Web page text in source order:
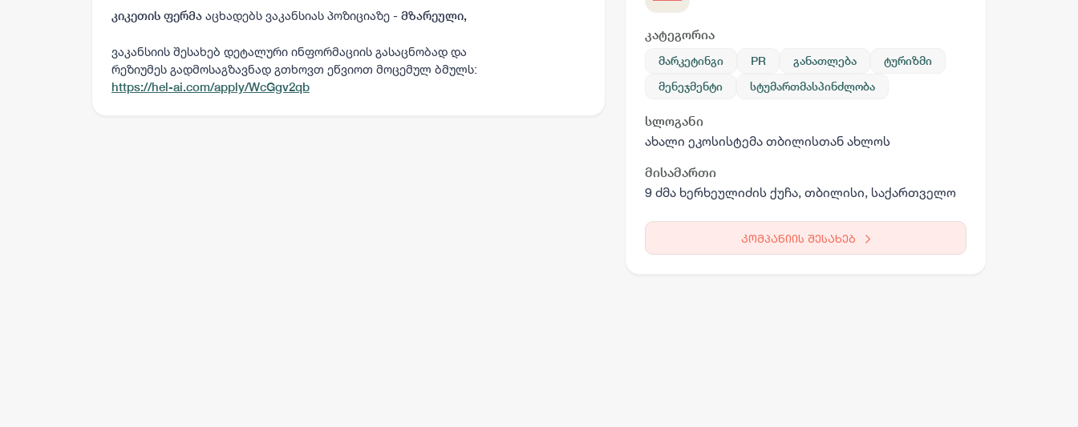
კიკეთის ფერმა აცხადებს ვაკანსიას პოზიციაზე - მზარეული,
ვაკანსიის შესახებ დეტალური ინფორმაციის გასაცნობად და
რეზიუმეს გადმოსაგზავნად გთხოვთ ეწვიოთ მოცემულ ბმულს:
https://hel-ai.com/apply/WcGgv2qb
კატეგორია
მარკეტინგი PR განათლება
ტურიზმი
მენეჯმენტი
სტუმართმასპინძლობა
სლოგანი
ახალი ეკოსისტემა თბილისთან ახლოს
მისამართი
9 ძმა ხერხეულიძის ქუჩა, თბილისი, საქართველო
კომპანიის შესახებ